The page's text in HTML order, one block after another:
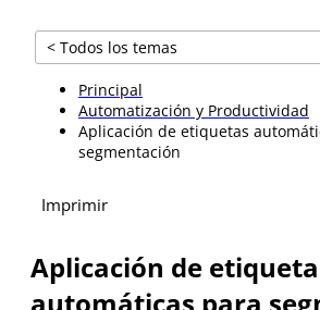
< Todos los temas
Principal
Automatización y Productividad
Aplicación de etiquetas
segmentación
Imprimir
Aplicación de